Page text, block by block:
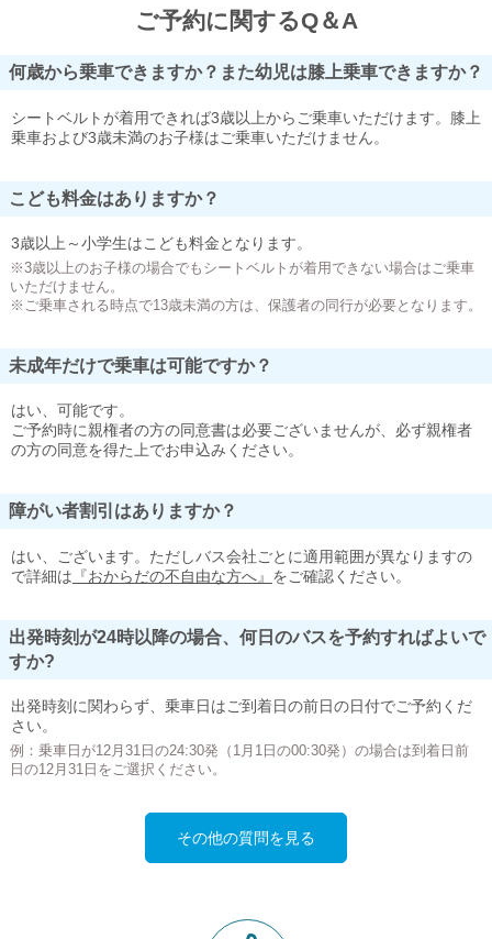
ご予約に関するQ＆A
何歳から乗車できますか？また幼児は膝上乗車できますか？
シートベルトが着用できれば3歳以上からご乗車いただけます。膝上
乗車および3歳未満のお子様はご乗車いただけません。
こども料金はありますか？
3歳以上～小学生はこども料金となります。
※3歳以上のお子様の場合でもシートベルトが着用できない場合はご乗車
いただけません。
※ご乗車される時点で13歳未満の方は、保護者の同行が必要となります。
未成年だけで乗車は可能ですか？
はい、可能です。
ご予約時に親権者の方の同意書は必要ございませんが、必ず親権者
の方の同意を得た上でお申込みください。
障がい者割引はありますか？
はい、ございます。ただしバス会社ごとに適用範囲が異なりますの
で詳細は 『おからだの不自由な方へ』 をご確認ください。
出発時刻が24時以降の場合、何日のバスを予約すればよいで
すか?
出発時刻に関わらず、乗車日はご到着日の前日の日付でご予約くだ
さい。
例：乗車日が12月31日の24:30発（1月1日の00:30発）の場合は到着日前
日の12月31日をご選択ください。
その他の質問を見る